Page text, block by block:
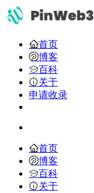
首页
博客
百科
关于
申请收录
首页
博客
百科
关于